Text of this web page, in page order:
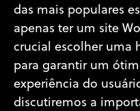
das mais populares
apenas ter um site
crucial escolher uma
para garantir um
experiência do
discutiremos a